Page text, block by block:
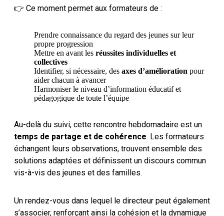
👉 Ce moment permet aux formateurs de :
Prendre connaissance du regard des jeunes sur leur
propre progression
Mettre en avant les réussites individuelles et
collectives
Identifier, si nécessaire, des axes d’amélioration pour
aider chacun à avancer
Harmoniser le niveau d’information éducatif et
pédagogique de toute l’équipe
Au-delà du suivi, cette rencontre hebdomadaire est un
temps de partage et de cohérence. Les formateurs
échangent leurs observations, trouvent ensemble des
solutions adaptées et définissent un discours commun
vis-à-vis des jeunes et des familles.
Un rendez-vous dans lequel le directeur peut également
s’associer, renforçant ainsi la cohésion et la dynamique